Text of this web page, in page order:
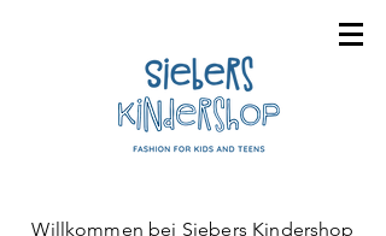
Willkommen bei Siebers Kindershop